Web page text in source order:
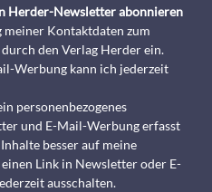
Herder-Newsletter abonnieren
Kontaktdaten zum
den Verlag Herder ein.
Werbung kann ich jederzeit
personenbezogenes
und E-Mail-Werbung erfasst
besser auf meine
Link in Newsletter oder E-
ausschalten.